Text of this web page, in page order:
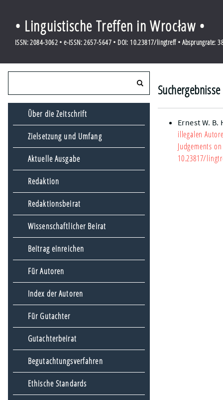
• Linguistische Treffen in Wrocław •
ISSN: 2084-3062 • e-ISSN: 2657-5647 • DOI: 10.23817/lingtreff • Absprungrate:
Über die Zeitschrift
Zielsetzung und Umfang
Aktuelle Ausgabe
Redaktion
Redaktionsbeirat
Wissenschaftlicher Beirat
Beitrag einreichen
Für Autoren
Index der Autoren
Für Gutachter
Gutachterbeirat
Begutachtungsverfahren
Ethische Standards
Ernest W.
illegalen
Judgements
10.23817/